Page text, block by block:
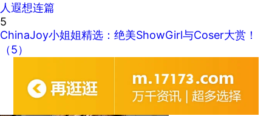
人遐想连篇
5
ChinaJoy小姐姐精选：绝美ShowGirl与Coser大赏！
（5）